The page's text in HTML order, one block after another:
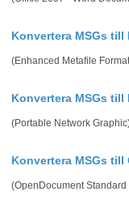
Konvertera MSGs till
(Enhanced Metafile
Konvertera MSGs till
(Portable Network
Konvertera MSGs till
(OpenDocument Standard